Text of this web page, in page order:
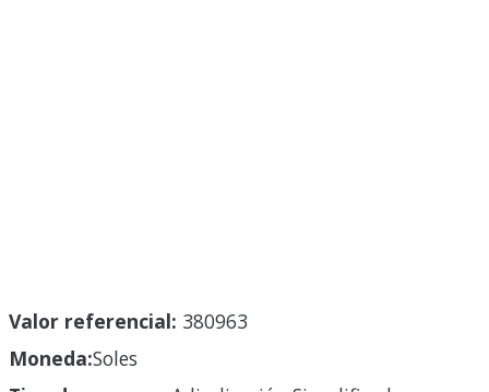
Valor referencial: 380963
Moneda:Soles